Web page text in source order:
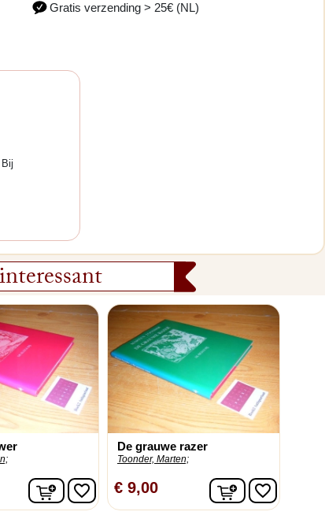
Gratis verzending > 25€ (NL)
In winkelwagen
favorite_border
De grauwe razer
Toonder, Marten;
€ 9,00 Infavorite_border